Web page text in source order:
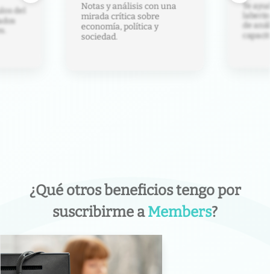
del
Notas y análisis con una
mirada crítica sobre
economía, política y
sociedad.
Te
de
¿Qué otros beneficios tengo por
suscribirme aMembers?